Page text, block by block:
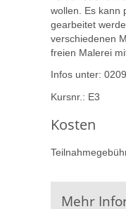
wollen. Es kann
gearbeitet
verschiedenen
freien Malerei
Infos unter:
Kursnr.: E3
Kosten
Mehr